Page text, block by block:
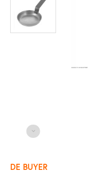
DE BUYER